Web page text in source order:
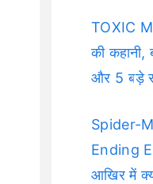
TOXIC
की कहानी,
और 5 बड़े
Spider-
Ending
आखिर में